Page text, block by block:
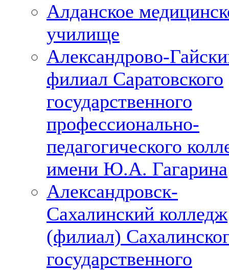
Алданское
училище
Александрово-
филиал Саратовского
государственного
профессионально-
педагогического
имени Ю.А. Гагарина
Александровск-
Сахалинский колледж
(филиал)
государственного